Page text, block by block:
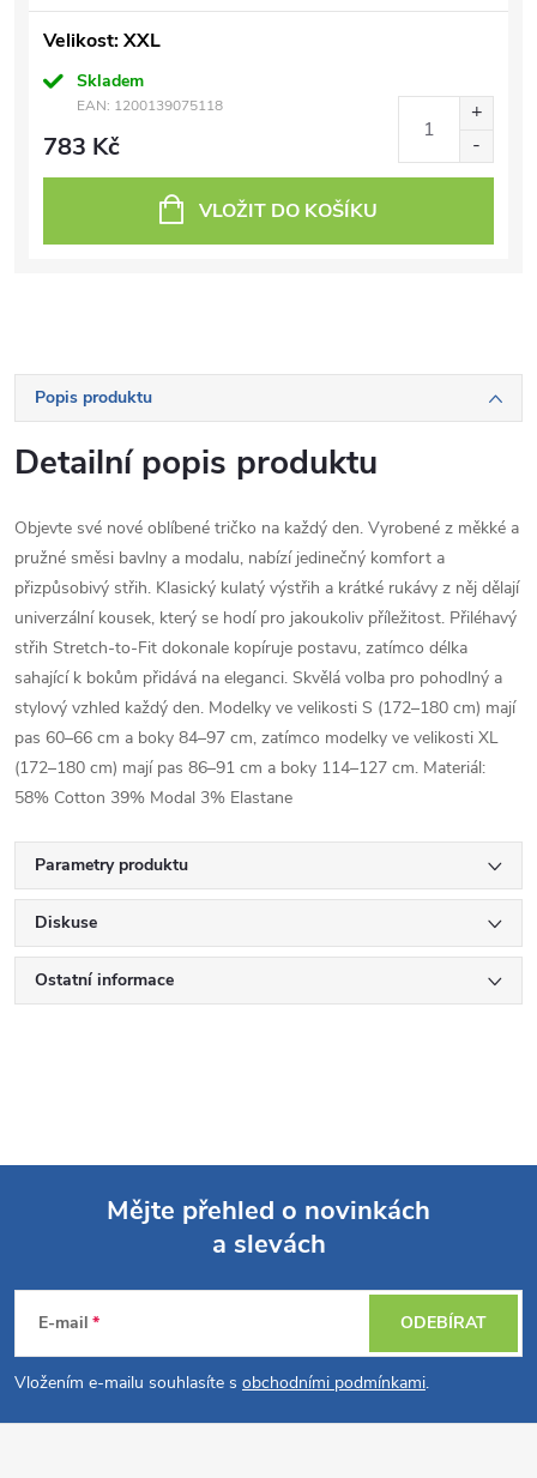
Velikost: XXL
Skladem
EAN: 1200139075118
783 Kč
VLOŽIT DO KOŠÍKU
Popis produktu
Detailní popis produktu
Objevte své nové oblíbené tričko na každý den. Vyrobené z měkké a
pružné směsi bavlny a modalu, nabízí jedinečný komfort a
přizpůsobivý střih. Klasický kulatý výstřih a krátké rukávy z něj dělají
univerzální kousek, který se hodí pro jakoukoliv příležitost. Přiléhavý
střih Stretch-to-Fit dokonale kopíruje postavu, zatímco délka
sahající k bokům přidává na eleganci. Skvělá volba pro pohodlný a
stylový vzhled každý den. Modelky ve velikosti S (172–180 cm) mají
pas 60–66 cm a boky 84–97 cm, zatímco modelky ve velikosti XL
(172–180 cm) mají pas 86–91 cm a boky 114–127 cm. Materiál:
58% Cotton 39% Modal 3% Elastane
Parametry produktu
Diskuse
Ostatní informace
p
a
Mějte přehled o novinkách
a slevách
E-mail
Vložením e-mailu souhlasíte s obchodními podmínkami.
ODEBÍRAT